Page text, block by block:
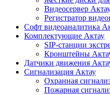
Видеосервер
Регистратор
Софт видеоаналитика
Комплектующие Актау
SIP-станции
Кронштейны
Датчики движения
Сигнализация Актау
Охранная
Пожарная